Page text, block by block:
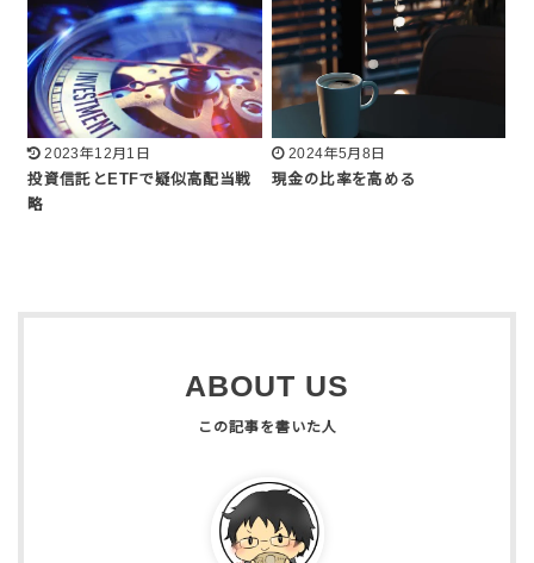
2023年12月1日
投資信託とETFで疑似高配当戦
略
2024年5月8日
現金の比率を高める
ABOUT US